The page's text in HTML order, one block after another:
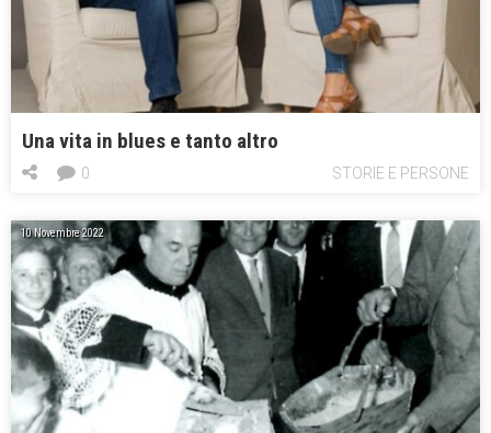
Una vita in blues e tanto altro
STORIE E PERSONE
0
10 Novembre 2022